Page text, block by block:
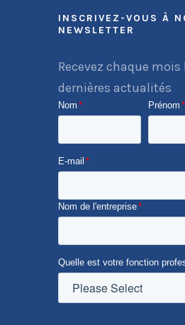
INSCRIVEZ-VOUS À
NEWSLETTER
Recevez chaque mois
dernières actualités
Nom * Prénom *
E-mail *
Nom de l'entreprise*
Quelle est votre fonction